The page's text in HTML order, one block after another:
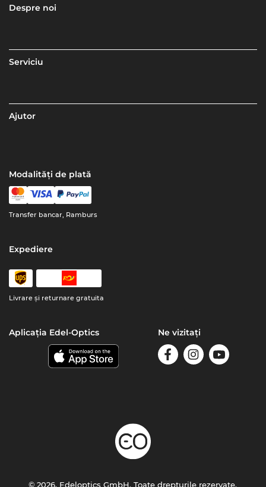
Despre noi
Serviciu
Ajutor
Modalități de plată
Transfer bancar, Ramburs
Expediere
Livrare şi returnare gratuita
Aplicația Edel-Optics Ne vizitați
© 2026, Edeloptics GmbH. Toate drepturile rezervate.